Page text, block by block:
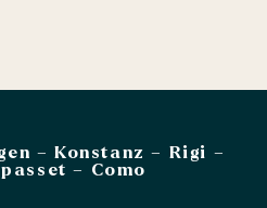
– Konstanz – Rigi –
– Como